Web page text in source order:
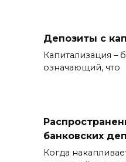
Депозиты с
Капитализация –
означающий, что
банковских
Когда